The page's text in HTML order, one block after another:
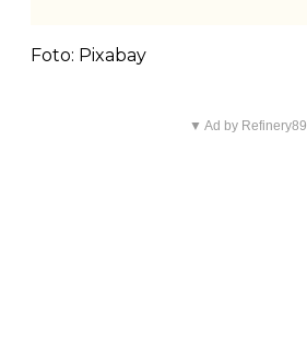
Foto: Pixabay
▼ Ad by Refinery89